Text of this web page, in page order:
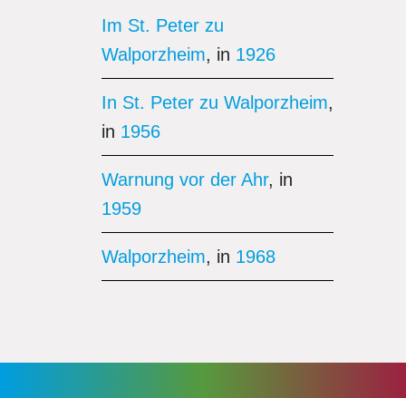
Im St. Peter zu
Walporzheim, in 1926
In St. Peter zu Walporzheim,
in 1956
Warnung vor der Ahr, in
1959
Walporzheim, in 1968